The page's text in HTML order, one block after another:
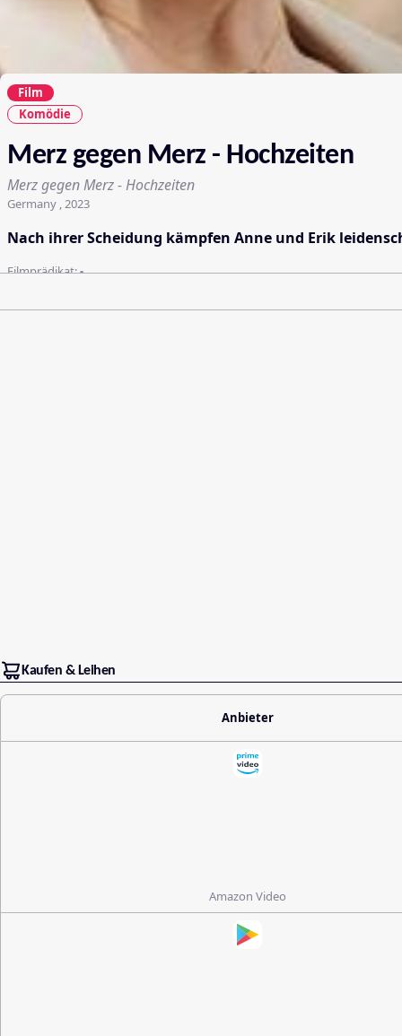
Film
Komödie
Merz gegen Merz - Hochzeiten
Merz gegen Merz - Hochzeiten
Germany , 2023
Nach ihrer Scheidung kämpfen Anne und Erik
Filmprädikat:-
Kaufen & Leihen
Anbieter
Amazon Video